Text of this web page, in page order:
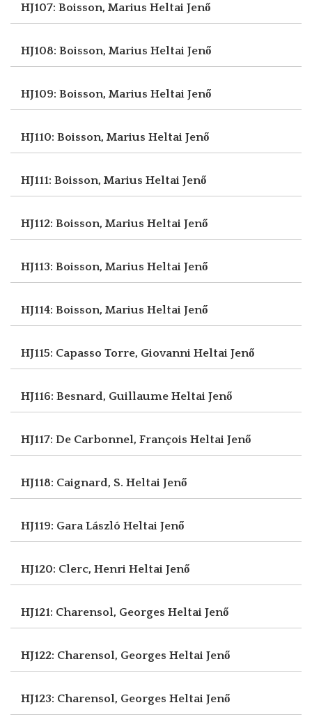
HJ107: Boisson, Marius Heltai Jenő
HJ108: Boisson, Marius Heltai Jenő
HJ109: Boisson, Marius Heltai Jenő
HJ110: Boisson, Marius Heltai Jenő
HJ111: Boisson, Marius Heltai Jenő
HJ112: Boisson, Marius Heltai Jenő
HJ113: Boisson, Marius Heltai Jenő
HJ114: Boisson, Marius Heltai Jenő
HJ115: Capasso Torre, Giovanni Heltai Jenő
HJ116: Besnard, Guillaume Heltai Jenő
HJ117: De Carbonnel, François Heltai Jenő
HJ118: Caignard, S. Heltai Jenő
HJ119: Gara László Heltai Jenő
HJ120: Clerc, Henri Heltai Jenő
HJ121: Charensol, Georges Heltai Jenő
HJ122: Charensol, Georges Heltai Jenő
HJ123: Charensol, Georges Heltai Jenő